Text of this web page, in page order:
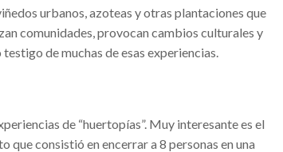
urbanos, azoteas y otras plantaciones que
comunidades, provocan cambios culturales y
de muchas de esas experiencias.
de “huertopías”. Muy interesante es el
que consistió en encerrar a 8 personas en una